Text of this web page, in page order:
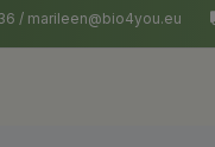
/ marileen@bio4you.eu